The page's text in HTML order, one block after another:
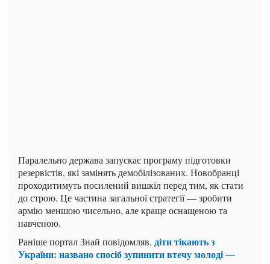
Паралельно держава запускає програму підготовки
резервістів, які замінять демобілізованих. Новобранці
проходитимуть посилений вишкіл перед тим, як стати
до строю. Це частина загальної стратегії — зробити
армію меншою чисельно, але краще оснащеною та
навченою.
Раніше портал Знай повідомляв, діти тікають з
України: названо спосіб зупинити втечу молоді —